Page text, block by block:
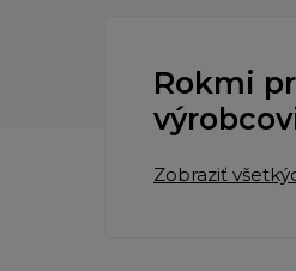
Rokmi
Zobraziť